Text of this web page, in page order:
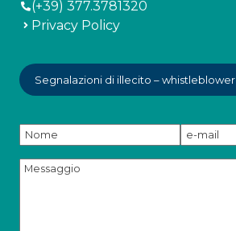
(+39) 377.3781320
Privacy Policy
Segnalazioni di illecito – whistleblower